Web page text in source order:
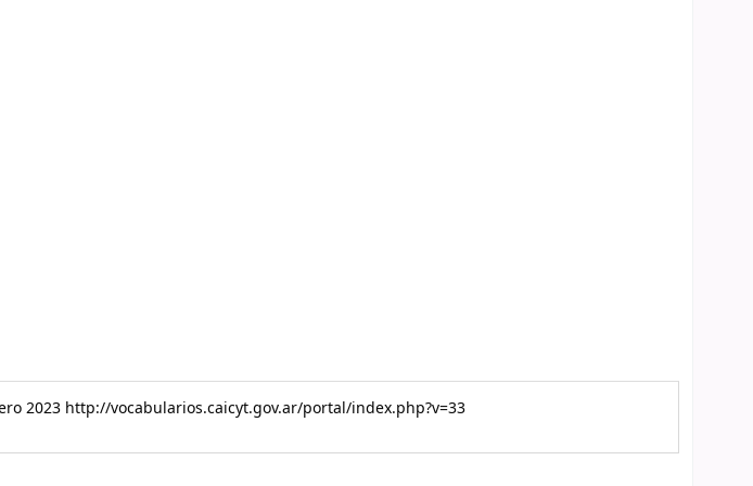
2023 http://vocabularios.caicyt.gov.ar/portal/index.php?v=33